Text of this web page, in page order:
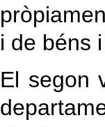
i de béns
El segon